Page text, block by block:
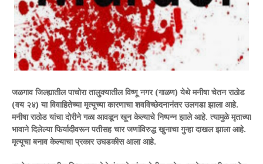
जळगाव जिल्ह्यातील पाचोरा तालुक्यातील विष्णू नगर (गाळण) येथे मनीषा चेतन राठोड
(वय २४) या विवाहितेच्या मृत्यूच्या कारणाचा शवविच्छेदनानंतर उलगडा झाला आहे.
मनीषा राठोड यांचा दोरीने गळा आवळून खून केल्याचे निष्पन्न झाले आहे. त्यामुळे मृताच्या
भावाने दिलेल्या फिर्यादीवरून पतीसह चार जणांविरुद्ध खुनाचा गुन्हा दाखल झाला आहे.
मृत्यूचा बनाव केल्याचा प्रकार उघडकीस आला आहे.